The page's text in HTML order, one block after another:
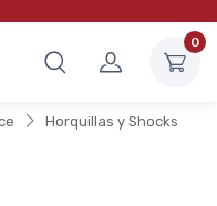
0
Horquillas y Shocks